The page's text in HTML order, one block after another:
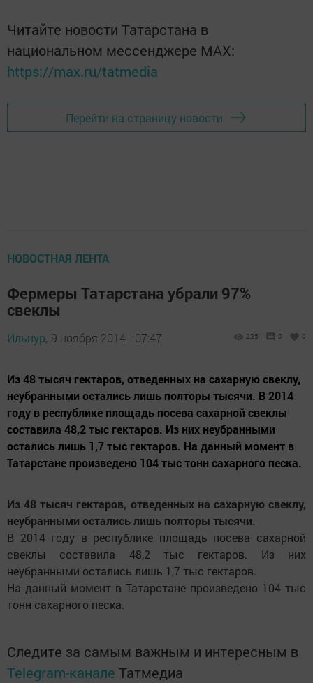
Читайте новости Татарстана в
национальном мессенджере MАХ:
https://max.ru/tatmedia
Перейти на страницу новости
НОВОСТНАЯ ЛЕНТА
Фермеры Татарстана убрали 97%
свеклы
Ильнур, 9 ноября 2014 - 07:47 235 0 0
Из 48 тысяч гектаров, отведенных на сахарную свеклу,
неубранными остались лишь полторы тысячи. В 2014
году в республике площадь посева сахарной свеклы
составила 48,2 тыс гектаров. Из них неубранными
остались лишь 1,7 тыс гектаров. На данный момент в
Татарстане произведено 104 тыс тонн сахарного песка.
Из 48 тысяч гектаров, отведенных на сахарную свеклу,
неубранными остались лишь полторы тысячи.
В 2014 году в республике площадь посева сахарной
свеклы составила 48,2 тыс гектаров. Из них
неубранными остались лишь 1,7 тыс гектаров.
На данный момент в Татарстане произведено 104 тыс
тонн сахарного песка.
Следите за самым важным и интересным в
Telegram-канале Татмедиа